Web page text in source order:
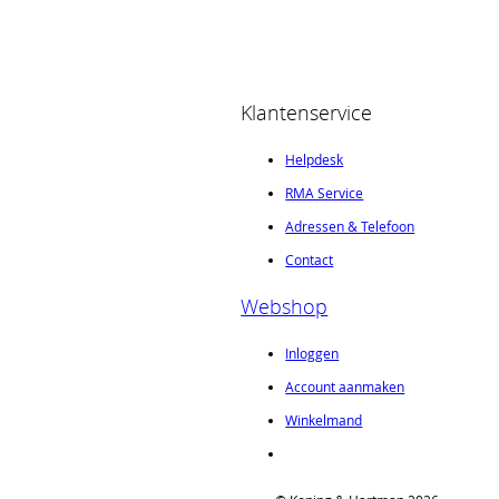
Klantenservice
Helpdesk
RMA Service
Adressen & Telefoon
Contact
Webshop
Inloggen
Account aanmaken
Winkelmand